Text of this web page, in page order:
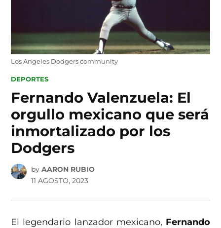
Los Angeles Dodgers community
POSTED
DEPORTES
Fernando Valenzuela: El
orgullo mexicano que será
inmortalizado por los
Dodgers
by AARON RUBIO
11 AGOSTO, 2023
El legendario lanzador mexicano, Fernando